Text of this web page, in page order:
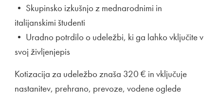
• Skupinsko izkušnjo z mednarodnimi in
italijanskimi študenti
• Uradno potrdilo o udeležbi, ki ga lahko vključite v
svoj življenjepis
Kotizacija za udeležbo znaša 320 € in vključuje
nastanitev, prehrano, prevoze, vodene oglede